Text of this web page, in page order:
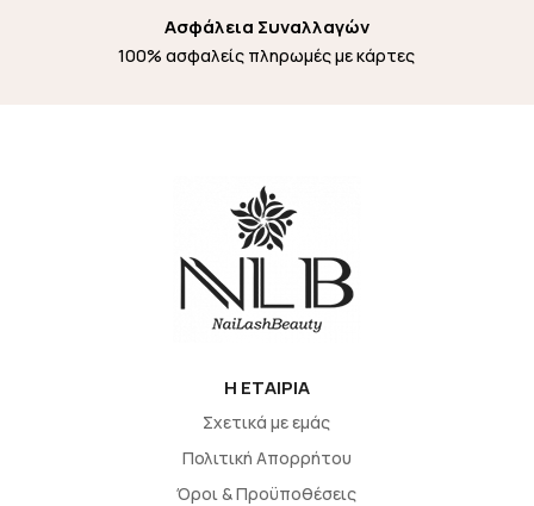
Ασφάλεια Συναλλαγών
100% ασφαλείς πληρωμές με κάρτες
H EΤΑΙΡΙΑ
Σχετικά με εμάς
Πολιτική Απορρήτου
Όροι & Προϋποθέσεις